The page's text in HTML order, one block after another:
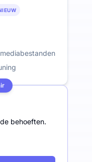
behoeften.